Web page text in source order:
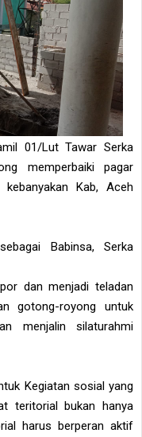
01/Lut Tawar Serka
memperbaiki pagar
Kab, Aceh
Babinsa, Serka
dan menjadi teladan
gotong-royong untuk
menjalin silaturahmi
Kegiatan sosial yang
teritorial bukan hanya
harus berperan aktif